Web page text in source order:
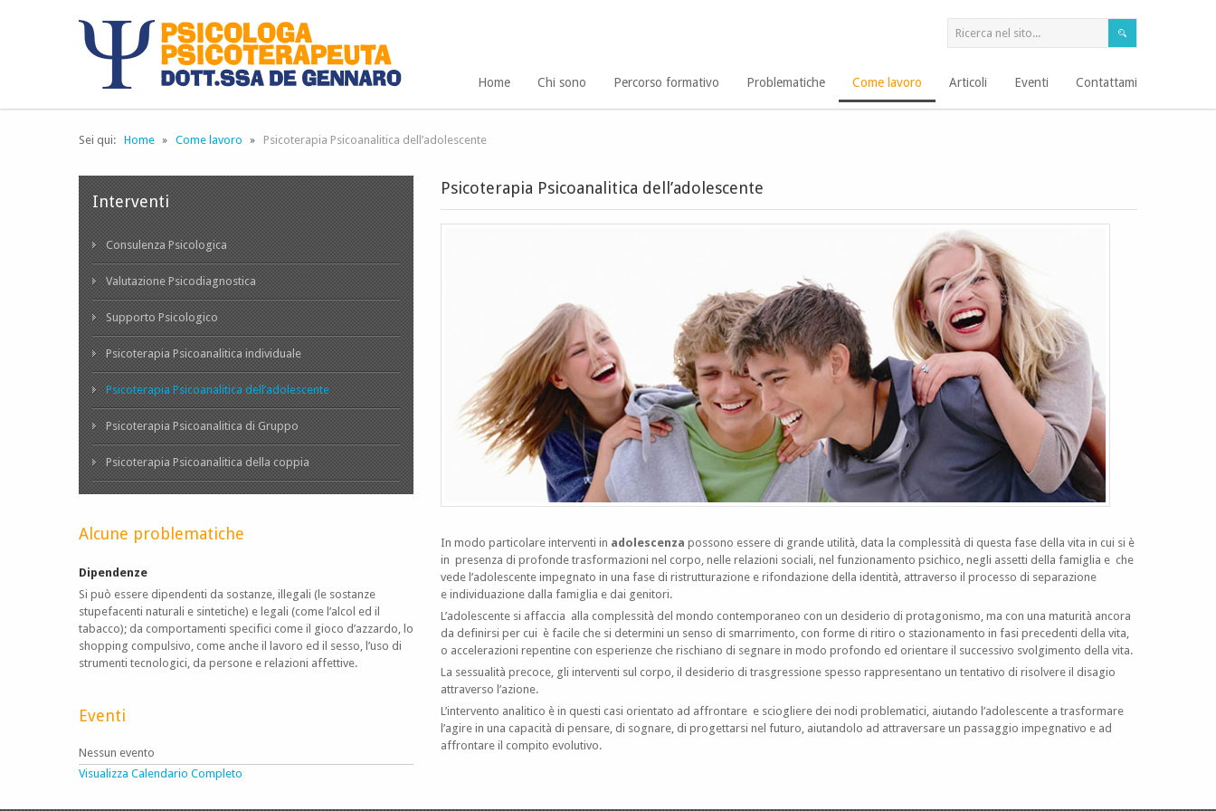
Home Chi sono Percorso formativo Problematiche Come lavoro Articoli Eventi Contattami
Sei qui: Home Come lavoro Psicoterapia Psicoanalitica dell’adolescente
Psicoterapia Psicoanalitica dell’adolescente
In modo particolare interventi in adolescenza possono essere di grande utilità, data la complessità di questa fase della vita in cui si è
in presenza di profonde trasformazioni nel corpo, nelle relazioni sociali, nel funzionamento psichico, negli assetti della famiglia e che
vede l’adolescente impegnato in una fase di ristrutturazione e rifondazione della identità, attraverso il processo di separazione
e individuazione dalla famiglia e dai genitori.
L’adolescente si affaccia alla complessità del mondo contemporaneo con un desiderio di protagonismo, ma con una maturità ancora
da definirsi per cui è facile che si determini un senso di smarrimento, con forme di ritiro o stazionamento in fasi precedenti della vita,
o accelerazioni repentine con esperienze che rischiano di segnare in modo profondo ed orientare il successivo svolgimento della vita.
La sessualità precoce, gli interventi sul corpo, il desiderio di trasgressione spesso rappresentano un tentativo di risolvere il disagio
attraverso l’azione.
L’intervento analitico è in questi casi orientato ad affrontare e sciogliere dei nodi problematici, aiutando l’adolescente a trasformare
l’agire in una capacità di pensare, di sognare, di progettarsi nel futuro, aiutandolo ad attraversare un passaggio impegnativo e ad
affrontare il compito evolutivo.
Interventi
Consulenza Psicologica
Valutazione Psicodiagnostica
Supporto Psicologico
Psicoterapia Psicoanalitica individuale
Psicoterapia Psicoanalitica dell’adolescente
Psicoterapia Psicoanalitica di Gruppo
Psicoterapia Psicoanalitica della coppia
Alcune problematiche
Dipendenze
Si può essere dipendenti da sostanze, illegali (le sostanze
stupefacenti naturali e sintetiche) e legali (come l’alcol ed il
tabacco); da comportamenti specifici come il gioco d’azzardo, lo
shopping compulsivo, come anche il lavoro ed il sesso, l’uso di
strumenti tecnologici, da persone e relazioni affettive.
Eventi
Nessun evento
Visualizza Calendario Completo